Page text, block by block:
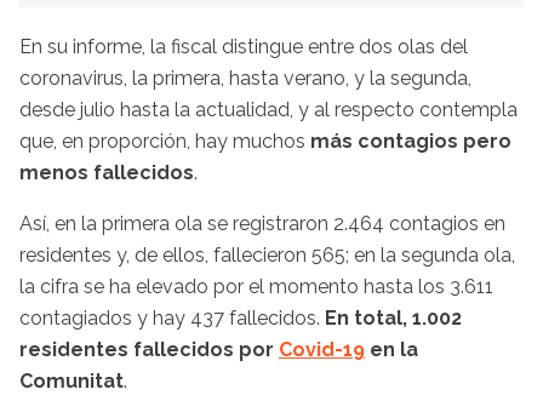
En su informe, la fiscal distingue entre dos olas del
coronavirus, la primera, hasta verano, y la segunda,
desde julio hasta la actualidad, y al respecto contempla
que, en proporción, hay muchos más contagios pero
menos fallecidos.
Así, en la primera ola se registraron 2.464 contagios en
residentes y, de ellos, fallecieron 565; en la segunda ola,
la cifra se ha elevado por el momento hasta los 3.611
contagiados y hay 437 fallecidos. En total, 1.002
residentes fallecidos por Covid-19 en la
Comunitat.